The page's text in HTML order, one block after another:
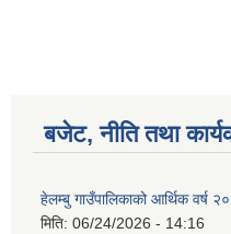
बजेट, नीति तथा
हेलम्बु गाउँपालिकाको आर्थिक वर्ष
मिति: 06/24/2026 - 14:16